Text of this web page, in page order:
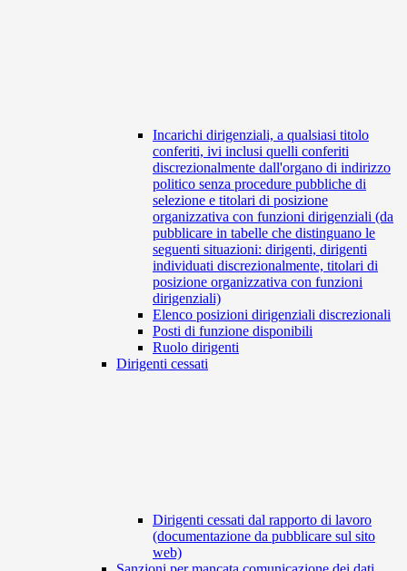
Incarichi dirigenziali, a qualsiasi titolo
conferiti, ivi inclusi quelli conferiti
discrezionalmente dall'organo di indirizzo
politico senza procedure pubbliche di
selezione e titolari di posizione
organizzativa con funzioni dirigenziali (da
pubblicare in tabelle che distinguano le
seguenti situazioni: dirigenti, dirigenti
individuati discrezionalmente, titolari di
posizione organizzativa con funzioni
dirigenziali)
Elenco posizioni dirigenziali discrezionali
Posti di funzione disponibili
Ruolo dirigenti
Dirigenti cessati
Dirigenti cessati dal rapporto di lavoro
(documentazione da pubblicare sul sito
web)